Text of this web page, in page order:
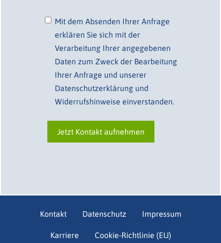
Mit dem Absenden Ihrer Anfrage
erklären Sie sich mit der
Verarbeitung Ihrer angegebenen
Daten zum Zweck der Bearbeitung
Ihrer Anfrage und unserer
Datenschutzerklärung und
Widerrufshinweise einverstanden.
Kontakt Datenschutz Impressum
Karriere Cookie-Richtlinie (EU)